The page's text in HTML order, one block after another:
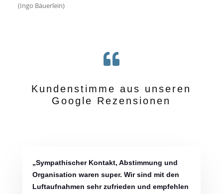
(Ingo Bäuerlein)

Kundenstimme aus unseren
Google Rezensionen
„Sympathischer Kontakt, Abstimmung und
Organisation waren super. Wir sind mit den
Luftaufnahmen sehr zufrieden und empfehlen